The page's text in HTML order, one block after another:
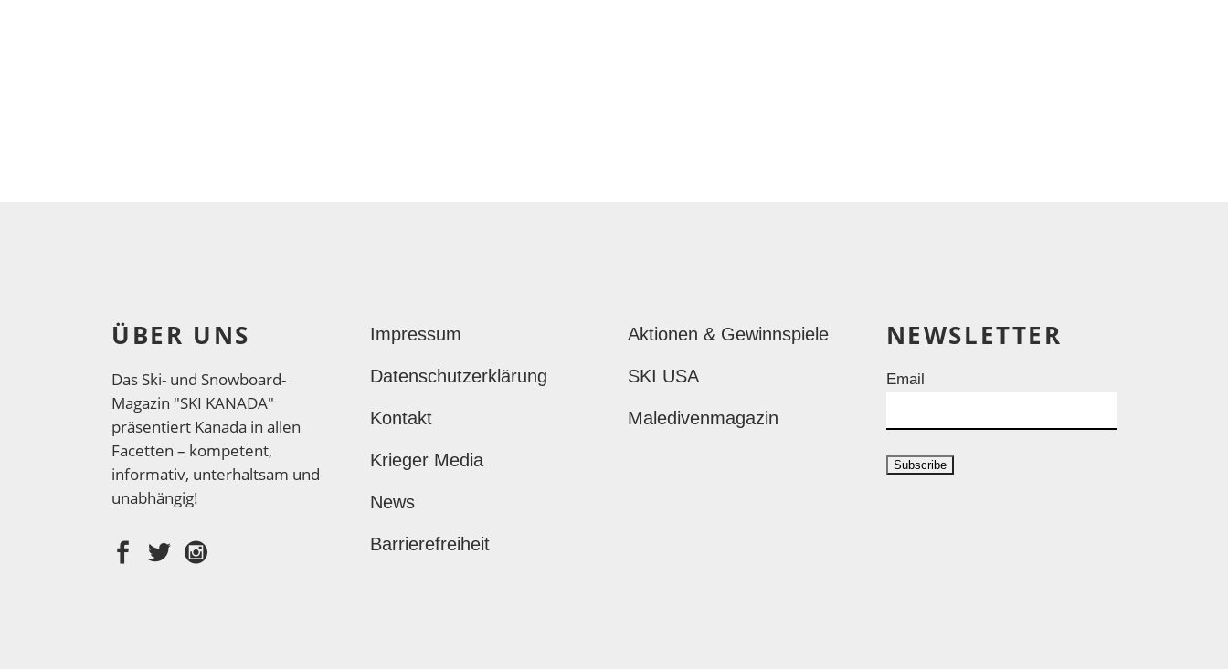
ÜBER UNS
Das Ski- und Snowboard-
Magazin "SKI KANADA"
präsentiert Kanada in allen
Facetten – kompetent,
informativ, unterhaltsam und
unabhängig!
Impressum
Datenschutzerklärung
Kontakt
Krieger Media
News
Barrierefreiheit
Aktionen & Gewinnspiele
SKI USA
Maledivenmagazin
NEWSLETTER
Email